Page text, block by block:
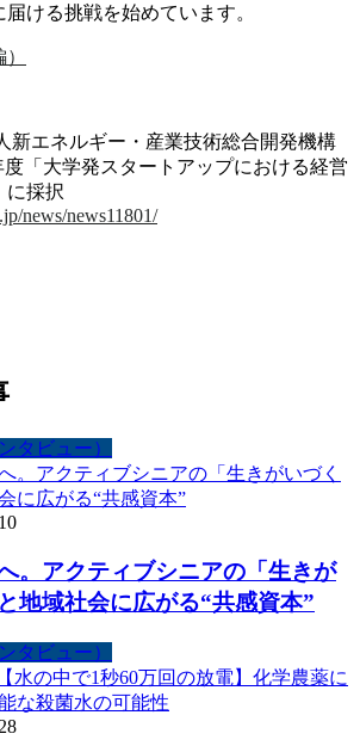
ける挑戦を始めています。
新エネルギー・産業技術総合開発機構
度「大学発スタートアップにおける経営
に採択
news/news11801/
タビュー）
。アクティブシニアの「生きが
地域社会に広がる“共感資本”
タビュー）